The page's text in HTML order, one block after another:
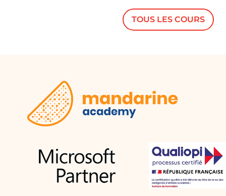
l'année 2021 pour compléter notre
tableau d'excédent brut d'exploitation
avec des données supplémentaires.
essentielles pour manipuler les
données financières à l'aide d'Excel.
Passons maintenant à l'étape suivante
sans perdre de temps.
FAQ :
Quelles sont les données sources
nécessaires pour créer un graphique
TOUS LES COURS